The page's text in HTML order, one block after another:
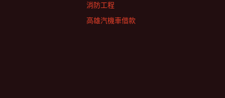
消防工程
高雄汽機車借款